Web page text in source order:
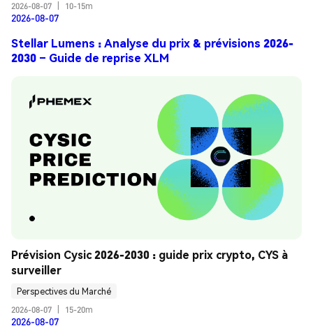
2026-08-07
10-15m
2026-08-07
Stellar Lumens : Analyse du prix & prévisions 2026-
2030 – Guide de reprise XLM
Prévision Cysic 2026-2030 : guide prix crypto, CYS à
surveiller
Perspectives du Marché
2026-08-07
15-20m
2026-08-07